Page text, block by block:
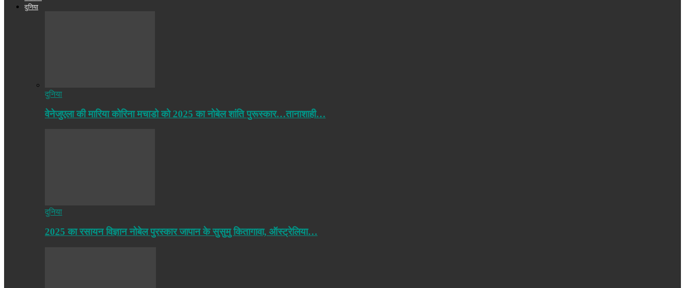
दुनिया
दुनिया
वेनेजुएला की मारिया कोरिना मचाडो को 2025 का नोबेल शांति पुरूस्कार…तानाशाही…
दुनिया
2025 का रसायन विज्ञान नोबेल पुरस्कार जापान के सुसुमु कितागावा, ऑस्ट्रेलिया…